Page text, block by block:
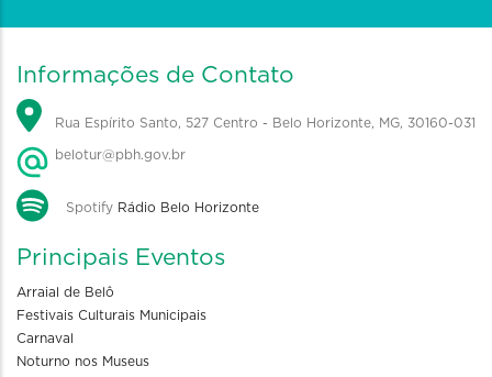
Informações de Contato
Rua Espírito Santo, 527 Centro - Belo Horizonte, MG, 30160-031
belotur@pbh.gov.br
Spotify Rádio Belo Horizonte
Principais Eventos
Arraial de Belô
Festivais Culturais Municipais
Carnaval
Noturno nos Museus